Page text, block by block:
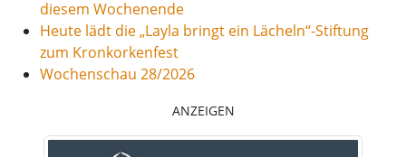
diesem Wochenende
Heute lädt die „Layla bringt ein Lächeln“-Stiftung
zum Kronkorkenfest
Wochenschau 28/2026
ANZEIGEN